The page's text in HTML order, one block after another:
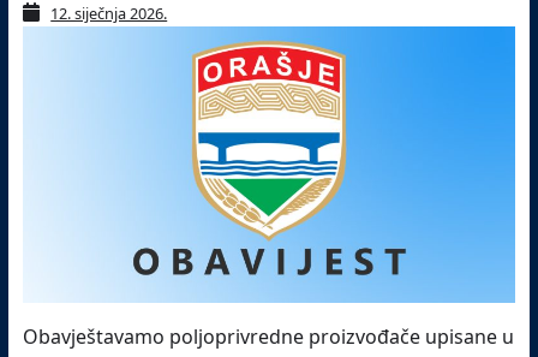
12. siječnja 2026.
Obavještavamo poljoprivredne proizvođače upisane u